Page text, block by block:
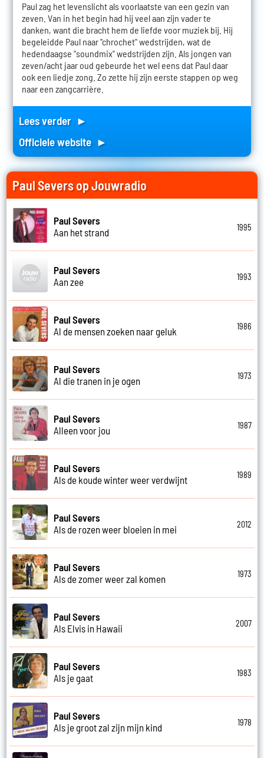
Paul zag het levenslicht als voorlaatste van een gezin van
zeven. Van in het begin had hij veel aan zijn vader te
danken, want die bracht hem de liefde voor muziek bij. Hij
begeleidde Paul naar "chrochet" wedstrijden, wat de
hedendaagse "soundmix" wedstrijden zijn. Als jongen van
zeven/acht jaar oud gebeurde het wel eens dat Paul daar
ook een liedje zong. Zo zette hij zijn eerste stappen op weg
naar een zangcarrière.
Lees verder ►
Officiele website ►
Paul Severs op Jouwradio
Paul Severs
Aan het strand
1995
Paul Severs
Aan zee
1993
Paul Severs
Al de mensen zoeken naar geluk
1986
Paul Severs
Al die tranen in je ogen
1973
Paul Severs
Alleen voor jou
1987
Paul Severs
Als de koude winter weer verdwijnt
1989
Paul Severs
Als de rozen weer bloeien in mei
2012
Paul Severs
Als de zomer weer zal komen
1973
Paul Severs
Als Elvis in Hawaii
2007
Paul Severs
Als je gaat
1983
Paul Severs
Als je groot zal zijn mijn kind
1978